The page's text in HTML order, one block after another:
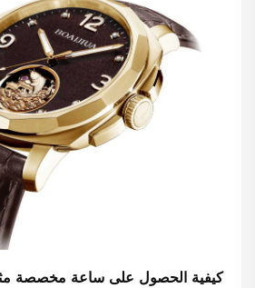
كيفية الحصول على ساعة مخصصة